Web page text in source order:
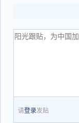
请登录发贴